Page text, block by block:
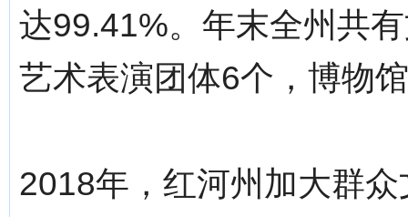
达99.41%。年末全州共
艺术表演团体6个，博物
2018年，红河州加大群